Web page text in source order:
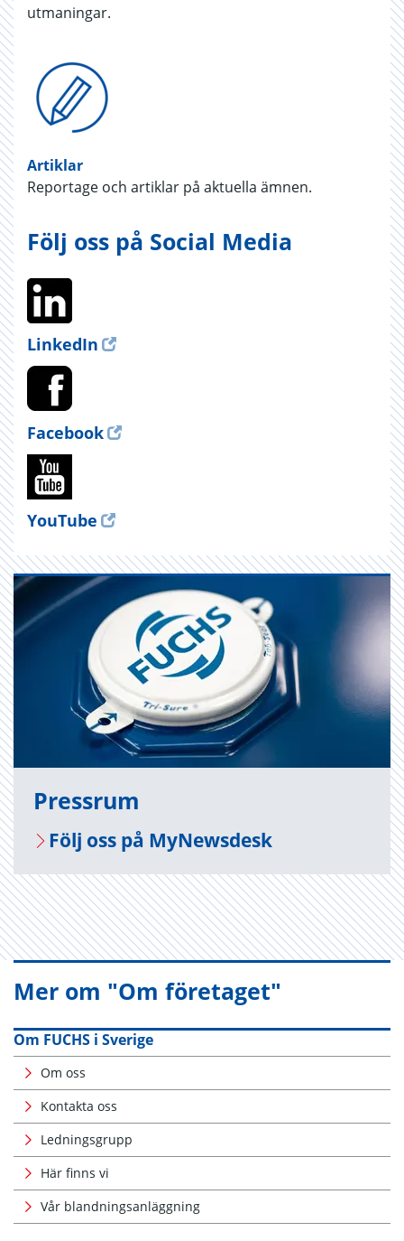
utmaningar.
Artiklar
Reportage och artiklar på aktuella ämnen.
Följ oss på Social Media
LinkedIn
Facebook
YouTube
Press­rum
Följ oss på My­News­desk
Mer om "Om företaget"
Om FUCHS i Sverige
Om oss
Kontakta oss
Ledningsgrupp
Här finns vi
Vår blandningsanläggning